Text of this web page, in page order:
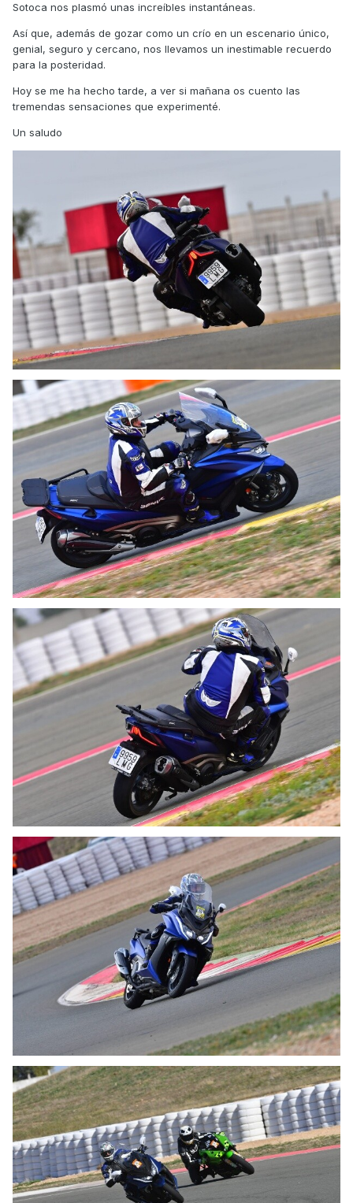
Sotoca nos plasmó unas increíbles instantáneas.
Así que, además de gozar como un crío en un escenario único,
genial, seguro y cercano, nos llevamos un inestimable recuerdo
para la posteridad.
Hoy se me ha hecho tarde, a ver si mañana os cuento las
tremendas sensaciones que experimenté.
Un saludo